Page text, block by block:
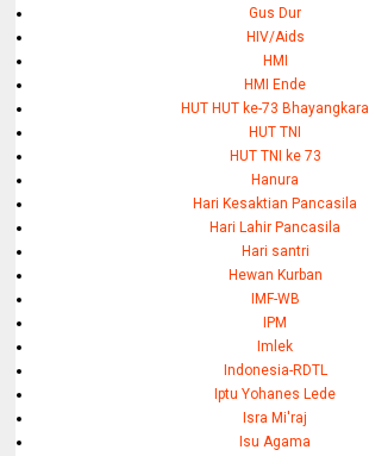
Gus Dur
HIV/Aids
HMI
HMI Ende
HUT HUT ke-73 Bhayangkara
HUT TNI
HUT TNI ke 73
Hanura
Hari Kesaktian Pancasila
Hari Lahir Pancasila
Hari santri
Hewan Kurban
IMF-WB
IPM
Imlek
Indonesia-RDTL
Iptu Yohanes Lede
Isra Mi'raj
Isu Agama